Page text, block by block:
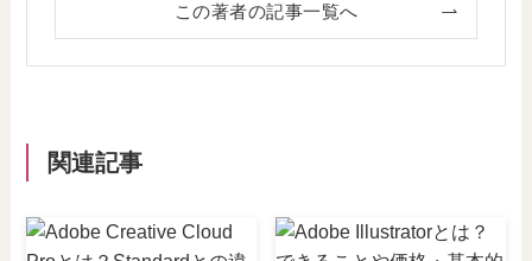
この著者の記事一覧へ
関連記事